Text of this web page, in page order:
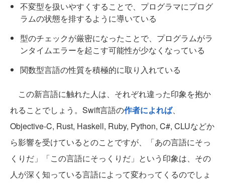
不変型を扱いやすくすることで、プログラマにプログ
ラムの状態を排するように導いている
型のチェックが厳密になったことで、プログラムがラ
ンタイムエラーを起こす可能性が少なくなっている
関数型言語の性質を積極的に取り入れている
この新言語に触れた人は、それぞれ違った印象を抱か
れることでしょう。Swift言語の作者によれば、
Objective-C, Rust, Haskell, Ruby, Python, C#, CLUなどか
ら影響を受けているとのことですが、「あの言語にそっ
くりだ」「この言語にそっくりだ」という印象は、その
人が深く知っている言語によって変わってくるのでしょ